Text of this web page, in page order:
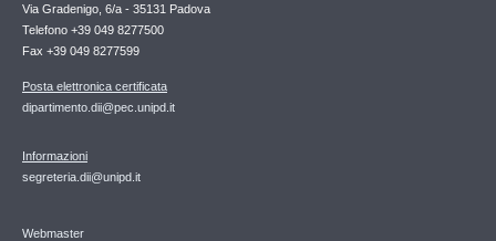
Via Gradenigo, 6/a - 35131 Padova
Telefono +39 049 8277500
Fax +39 049 8277599
Posta elettronica certificata
dipartimento.dii@pec.unipd.it
Informazioni
segreteria.dii@unipd.it
Webmaster